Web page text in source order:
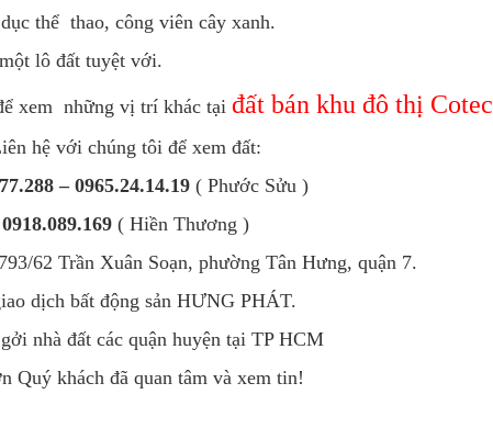
thể thao, công viên cây xanh.
lô đất tuyệt với.
xem những vị trí khác tạiđất bán khu đô thị Cotec
hệ với chúng tôi để xem đất:
– 0965.24.14.19( Phước Sửu )
0918.089.169 ( Hiền Thương )
62 Trần Xuân Soạn, phường Tân Hưng, quận 7.
dịch bất động sản HƯNG PHÁT.
nhà đất các quận huyện tại TP HCM
Quý khách đã quan tâm và xem tin!